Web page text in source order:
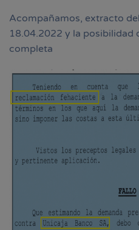
Acompañamos, extracto
18.04.2022 y la posibilidad
completa